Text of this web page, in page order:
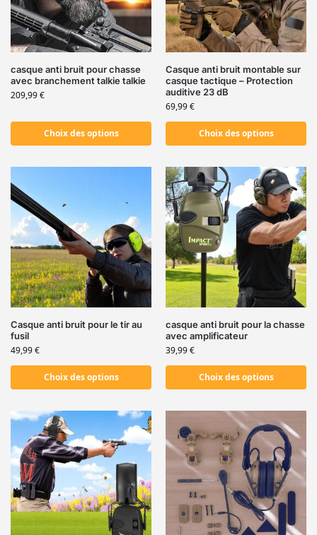
casque anti bruit pour chasse
avec branchement talkie talkie
209,99€
Choix des options
Casque anti bruit montable sur
casque tactique – Protection
auditive 23 dB
69,99€
Choix des options
Casque anti bruit pour le tir au
fusil
49,99€
Choix des options
casque anti bruit pour la chasse
avec amplificateur
39,99€
Choix des options